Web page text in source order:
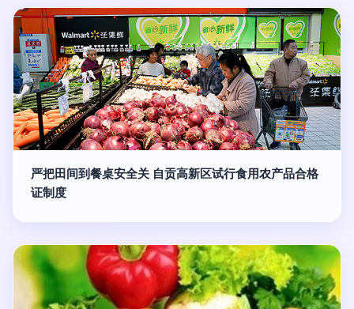
严把田间到餐桌安全关 自贡高新区试行食用农产品合格
证制度